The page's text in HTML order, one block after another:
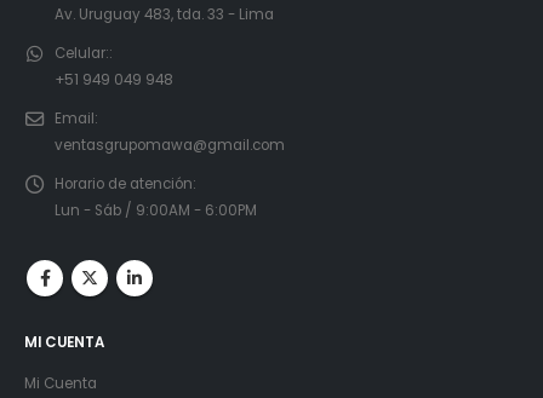
Av. Uruguay 483, tda. 33 - Lima
Celular::
+51 949 049 948
Email:
ventasgrupomawa@gmail.com
Horario de atención:
Lun - Sáb / 9:00AM - 6:00PM
MI CUENTA
Mi Cuenta